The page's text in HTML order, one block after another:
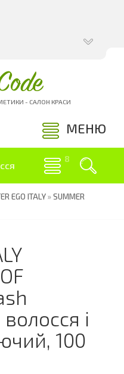
- САЛОН КРАСИ
МЕНЮ
EGO ITALY»SUMMER
і
100